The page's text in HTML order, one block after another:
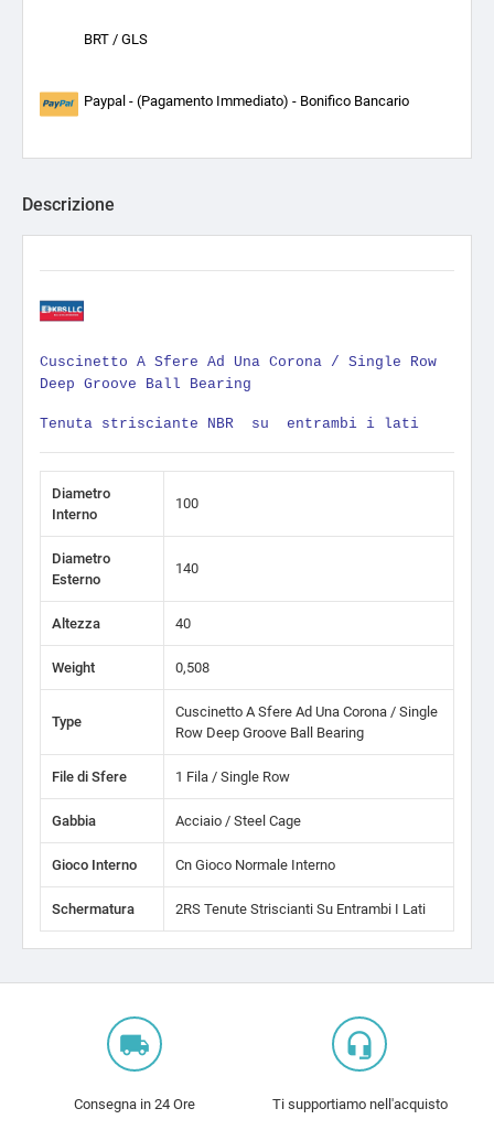
BRT / GLS
Paypal - (Pagamento Immediato) - Bonifico Bancario
Descrizione
Cuscinetto A Sfere Ad Una Corona / Single Row
Deep Groove Ball Bearing
Tenuta strisciante NBR su entrambi i lati
Diametro
Interno
100
Diametro
Esterno
140
Altezza 40
Weight 0,508
Type
Cuscinetto A Sfere Ad Una Corona / Single
Row Deep Groove Ball Bearing
File di Sfere 1 Fila / Single Row
Gabbia Acciaio / Steel Cage
Gioco Interno Cn Gioco Normale Interno
Schermatura 2RS Tenute Striscianti Su Entrambi I Lati
local_shipping
Consegna in 24 Ore
headset_mic
Ti supportiamo nell'acquisto